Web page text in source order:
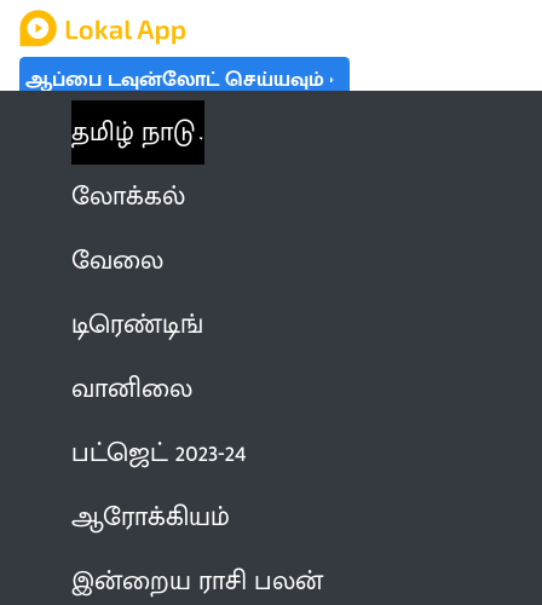
ஆப்பை டவுன்லோட் செய்யவும்
தமிழ் நாடு
லோக்கல்
வேலை
டிரெண்டிங்
வானிலை
பட்ஜெட் 2023-24
ஆரோக்கியம்
இன்றைய ராசி பலன்